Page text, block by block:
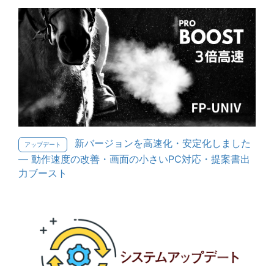
アップデート
新バージョンを高速化・安定化しました
— 動作速度の改善・画面の小さいPC対応・提案書出
力ブースト